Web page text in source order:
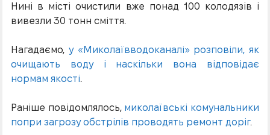
Нині в місті очистили вже понад 100 колодязів і
вивезли 30 тонн сміття.
Нагадаємо, у «Миколаївводоканалі» розповіли, як
очищають воду і наскільки вона відповідає
нормам якості.
Раніше повідомлялось, миколаївські комунальники
попри загрозу обстрілів проводять ремонт доріг.